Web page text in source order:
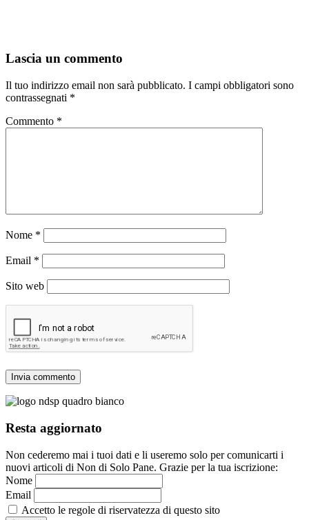
Lascia un commento
Il tuo indirizzo email non sarà pubblicato. I campi obbligatori sono
contrassegnati *
Commento *
Nome *
Email *
Sito web
Resta aggiornato
Non cederemo mai i tuoi dati e li useremo solo per comunicarti i
nuovi articoli di Non di Solo Pane. Grazie per la tua iscrizione:
Nome
Email
Accetto le regole di riservatezza di questo sito